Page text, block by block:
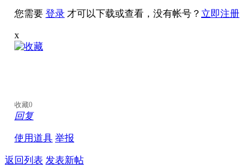
您需要 登录 才可以下载或查看，没有帐号？ 立即注册
x
收藏0
回复
使用道具 举报
返回列表 发表新帖